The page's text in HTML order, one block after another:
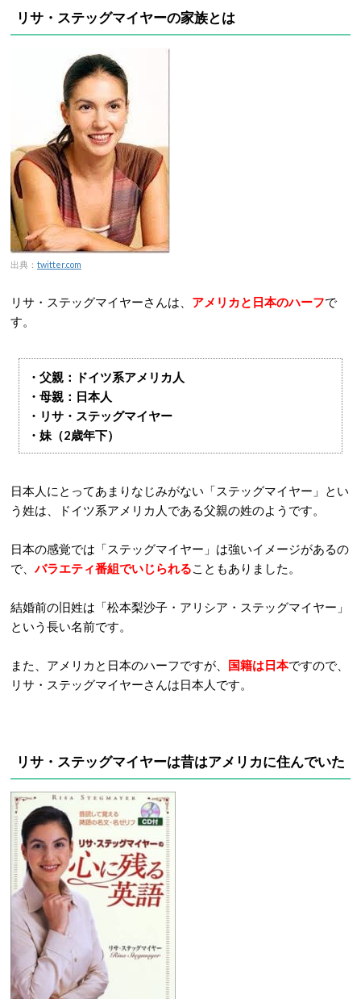
リサ・ステッグマイヤーの家族とは
出典： twitter.com
リサ・ステッグマイヤーさんは、 アメリカと日本のハーフで
す。
・父親：ドイツ系アメリカ人
・母親：日本人
・リサ・ステッグマイヤー
・妹（2歳年下）
日本人にとってあまりなじみがない「ステッグマイヤー」とい
う姓は、ドイツ系アメリカ人である父親の姓のようです。
日本の感覚では「ステッグマイヤー」は強いイメージがあるの
で、バラエティ番組でいじられることもありました。
結婚前の旧姓は「松本梨沙子・アリシア・ステッグマイヤー」
という長い名前です。
また、アメリカと日本のハーフですが、 国籍は日本ですので、
リサ・ステッグマイヤーさんは日本人です。
リサ・ステッグマイヤーは昔はアメリカに住んでいた